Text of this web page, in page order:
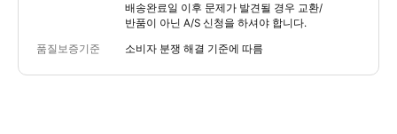
배송완료일 이후 문제가 발견될 경우 교환/
반품이 아닌 A/S 신청을 하셔야 합니다.
품질보증기준 소비자 분쟁 해결 기준에 따름